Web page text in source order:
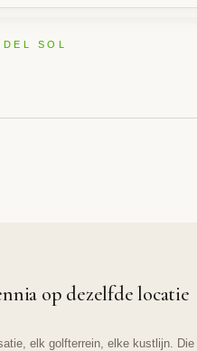
SOL
op dezelfde locatie
elk golfterrein, elke kustlijn. Die